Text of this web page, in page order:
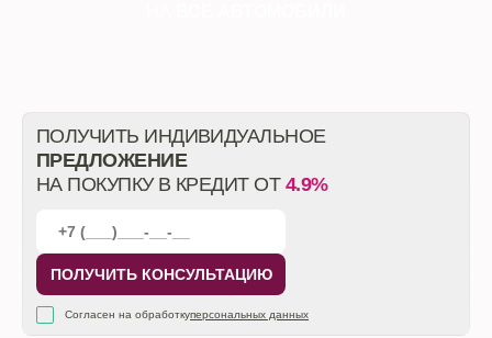
ПОЛУЧИТЬ ИНДИВИДУАЛЬНОЕ
ПРЕДЛОЖЕНИЕ
НА ПОКУПКУ В КРЕДИТ ОТ 4.9%
ПОЛУЧИТЬ КОНСУЛЬТАЦИЮ
Согласен на обработкуперсональных данных